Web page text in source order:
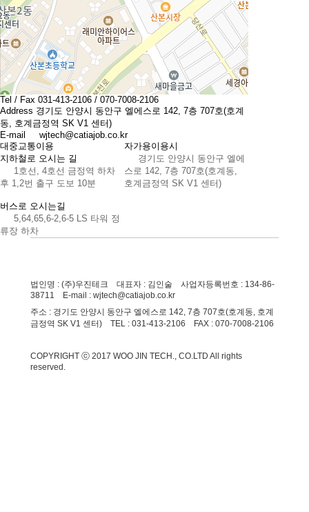
Tel / Fax 031-413-2106 / 070-7008-2106
Address 경기도 안양시 동안구 엘에스로 142, 7층 707호(호계
동, 호계금정역 SK V1 센터)
E-mail
wjtech@catiajob.co.kr
대중교통이용
지하철로 오시는 길
1호선, 4호선 금정역 하차
후 1,2번 출구 도보 10분
버스로 오시는길
5,64,65,6-2,6-5 LS 타워 정
류장 하차
자가용이용시
경기도 안양시 동안구 엘에
스로 142, 7층 707호(호계동,
호계금정역 SK V1 센터)
법인명 : (주)우진테크 대표자 : 김인술 사업자등록번호 : 134-86-
38711 E-mail : wjtech@catiajob.co.kr
주소 : 경기도 안양시 동안구 엘에스로 142, 7층 707호(호계동, 호계
금정역 SK V1 센터) TEL : 031-413-2106 FAX : 070-7008-2106
COPYRIGHT ⓒ 2017 WOO JIN TECH., CO.LTD All rights
reserved.